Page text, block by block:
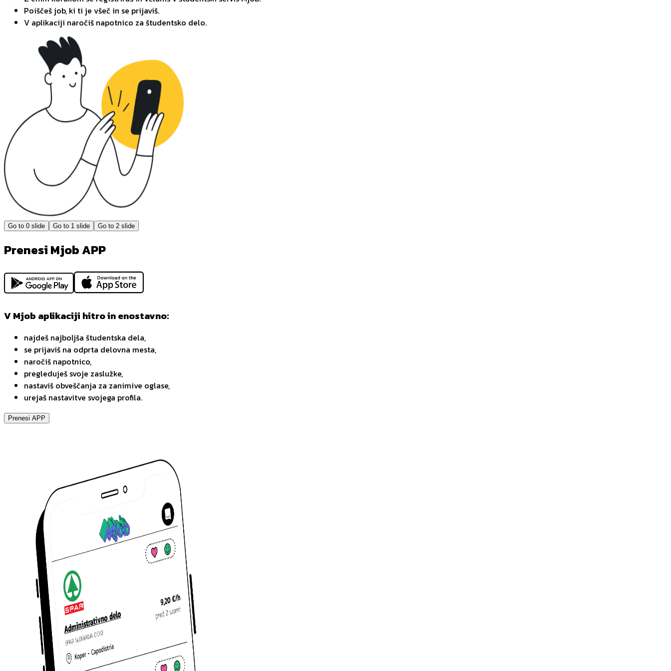
Poiščeš job, ki ti je všeč in se prijaviš.
V aplikaciji naročiš napotnico za študentsko delo.
Go to 0 slide Go to 1 slide Go to 2 slide
Prenesi Mjob APP
V Mjob aplikaciji hitro in enostavno:
najdeš najboljša študentska dela,
se prijaviš na odprta delovna mesta,
naročiš napotnico,
pregleduješ svoje zaslužke,
nastaviš obveščanja za zanimive oglase,
urejaš nastavitve svojega profila.
Prenesi APP